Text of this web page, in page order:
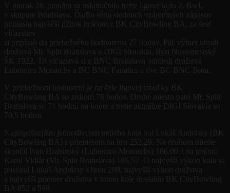
V utorok 28. januára sa uskutočnilo tretie ligové kolo 2. BwL
v skupine Bratislava. Ďalšia séria siedmich vzájomných zápasov
priniesla najväčší úžitok hráčom z BK CityBowling BA, za šesť
víťazstiev
si pripísali do priebežného hodnotenia 27 bodov. Päť výhier uhrali
družstvá Mr. Split Bratislava a DIGI Slovakia, štyri Novomestský
ŠK 1922. Tri víťazstvá si z BNC Bratislava odniesli družstvá
Lubomiro Monarchs a BC BNC Fanatics a dve BC BNC Bora.
V priebežnom hodnotení je na čele ligovej tabuľky BK
CityBowling BA so ziskom 78 bodov. Druhé miesto patrí Mr. Split
Bratislava so 71 bodmi na konte a tretie aktuálne DIGI Slovakia so
70,5 bodmi.
Najúspešnejším jednotlivcom tretieho kola bol Lukáš Andrássy (BK
CityBowling BA) s priemerom na hru 252,29. Na druhom mieste
skončil Ivan Hrabinský (Lubomiro Monarchs) 186,00 a na treťom
Karol Vidlár (Mr. Split Bratislava) 185,57. O najvyšší výkon kola sa
postaral Lukáš Andrássy s hrou 289, najvyšší výkon družstva
a najvyšší priemer družstva v tomto kole dosiahlo BK CityBowling
BA 652 a 598.